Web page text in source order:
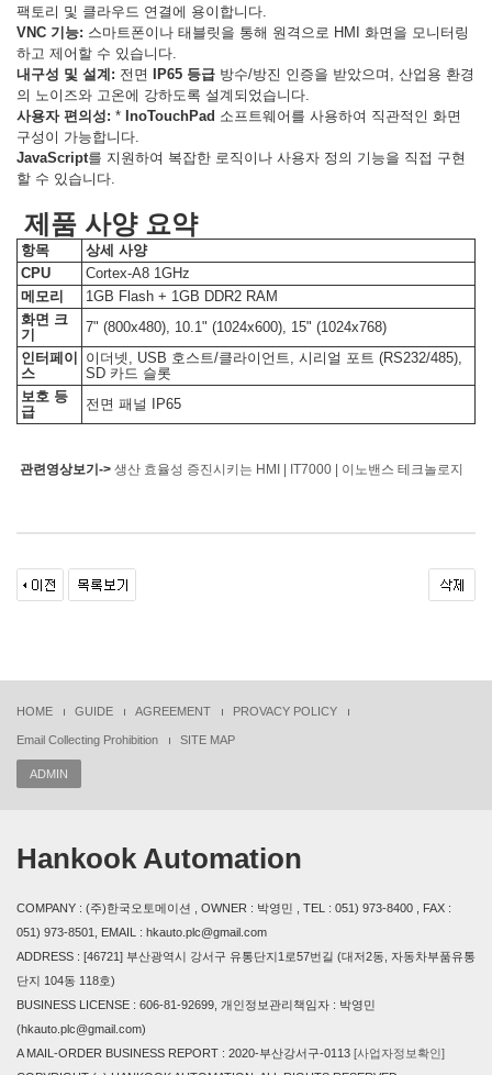
팩토리 및 클라우드 연결에 용이합니다.
VNC 기능: 스마트폰이나 태블릿을 통해 원격으로 HMI 화면을 모니터링
하고 제어할 수 있습니다.
내구성 및 설계: 전면 IP65 등급 방수/방진 인증을 받았으며, 산업용 환경
의 노이즈와 고온에 강하도록 설계되었습니다.
사용자 편의성: * InoTouchPad 소프트웨어를 사용하여 직관적인 화면
구성이 가능합니다.
JavaScript를 지원하여 복잡한 로직이나 사용자 정의 기능을 직접 구현
할 수 있습니다.
제품 사양 요약
항목
상세 사양
CPU
Cortex-A8 1GHz
메모리
1GB Flash + 1GB DDR2 RAM
화면 크
기
7" (800x480), 10.1" (1024x600), 15" (1024x768)
인터페이
스
이더넷, USB 호스트/클라이언트, 시리얼 포트 (RS232/485),
SD 카드 슬롯
보호 등
급
전면 패널 IP65
관련영상보기-> 생산 효율성 증진시키는 HMI | IT7000 | 이노밴스 테크놀로지
HOME GUIDE AGREEMENT PROVACY POLICY
Email Collecting Prohibition SITE MAP
ADMIN
Hankook Automation
COMPANY : (주)한국오토메이션 , OWNER : 박영민 , TEL : 051) 973-8400 , FAX :
051) 973-8501, EMAIL : hkauto.plc@gmail.com
ADDRESS : [46721] 부산광역시 강서구 유통단지1로57번길 (대저2동, 자동차부품유통
단지 104동 118호)
BUSINESS LICENSE : 606-81-92699, 개인정보관리책임자 : 박영민
(hkauto.plc@gmail.com)
A MAIL-ORDER BUSINESS REPORT : 2020-부산강서구-0113 [사업자정보확인]